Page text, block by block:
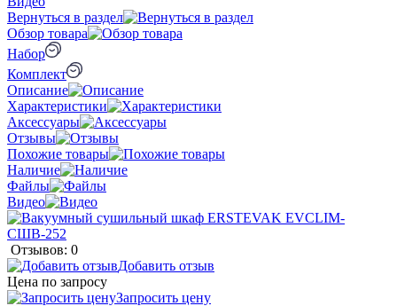
Вернуться в раздел
Обзор товара
Набор
Комплект
Описание
Характеристики
Аксессуары
Отзывы
Похожие товары
Наличие
Файлы
Видео
Отзывов: 0
Добавить отзыв
Цена по запросу
Запросить цену